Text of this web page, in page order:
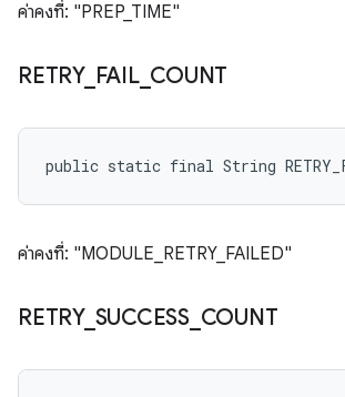
ค่าคงที่: "PREP_TIME"
RETRY_ FAIL_ COUNT
public static final String
ค่าคงที่: "MODULE_RETRY_FAILED"
RETRY_ SUCCESS_ COUNT